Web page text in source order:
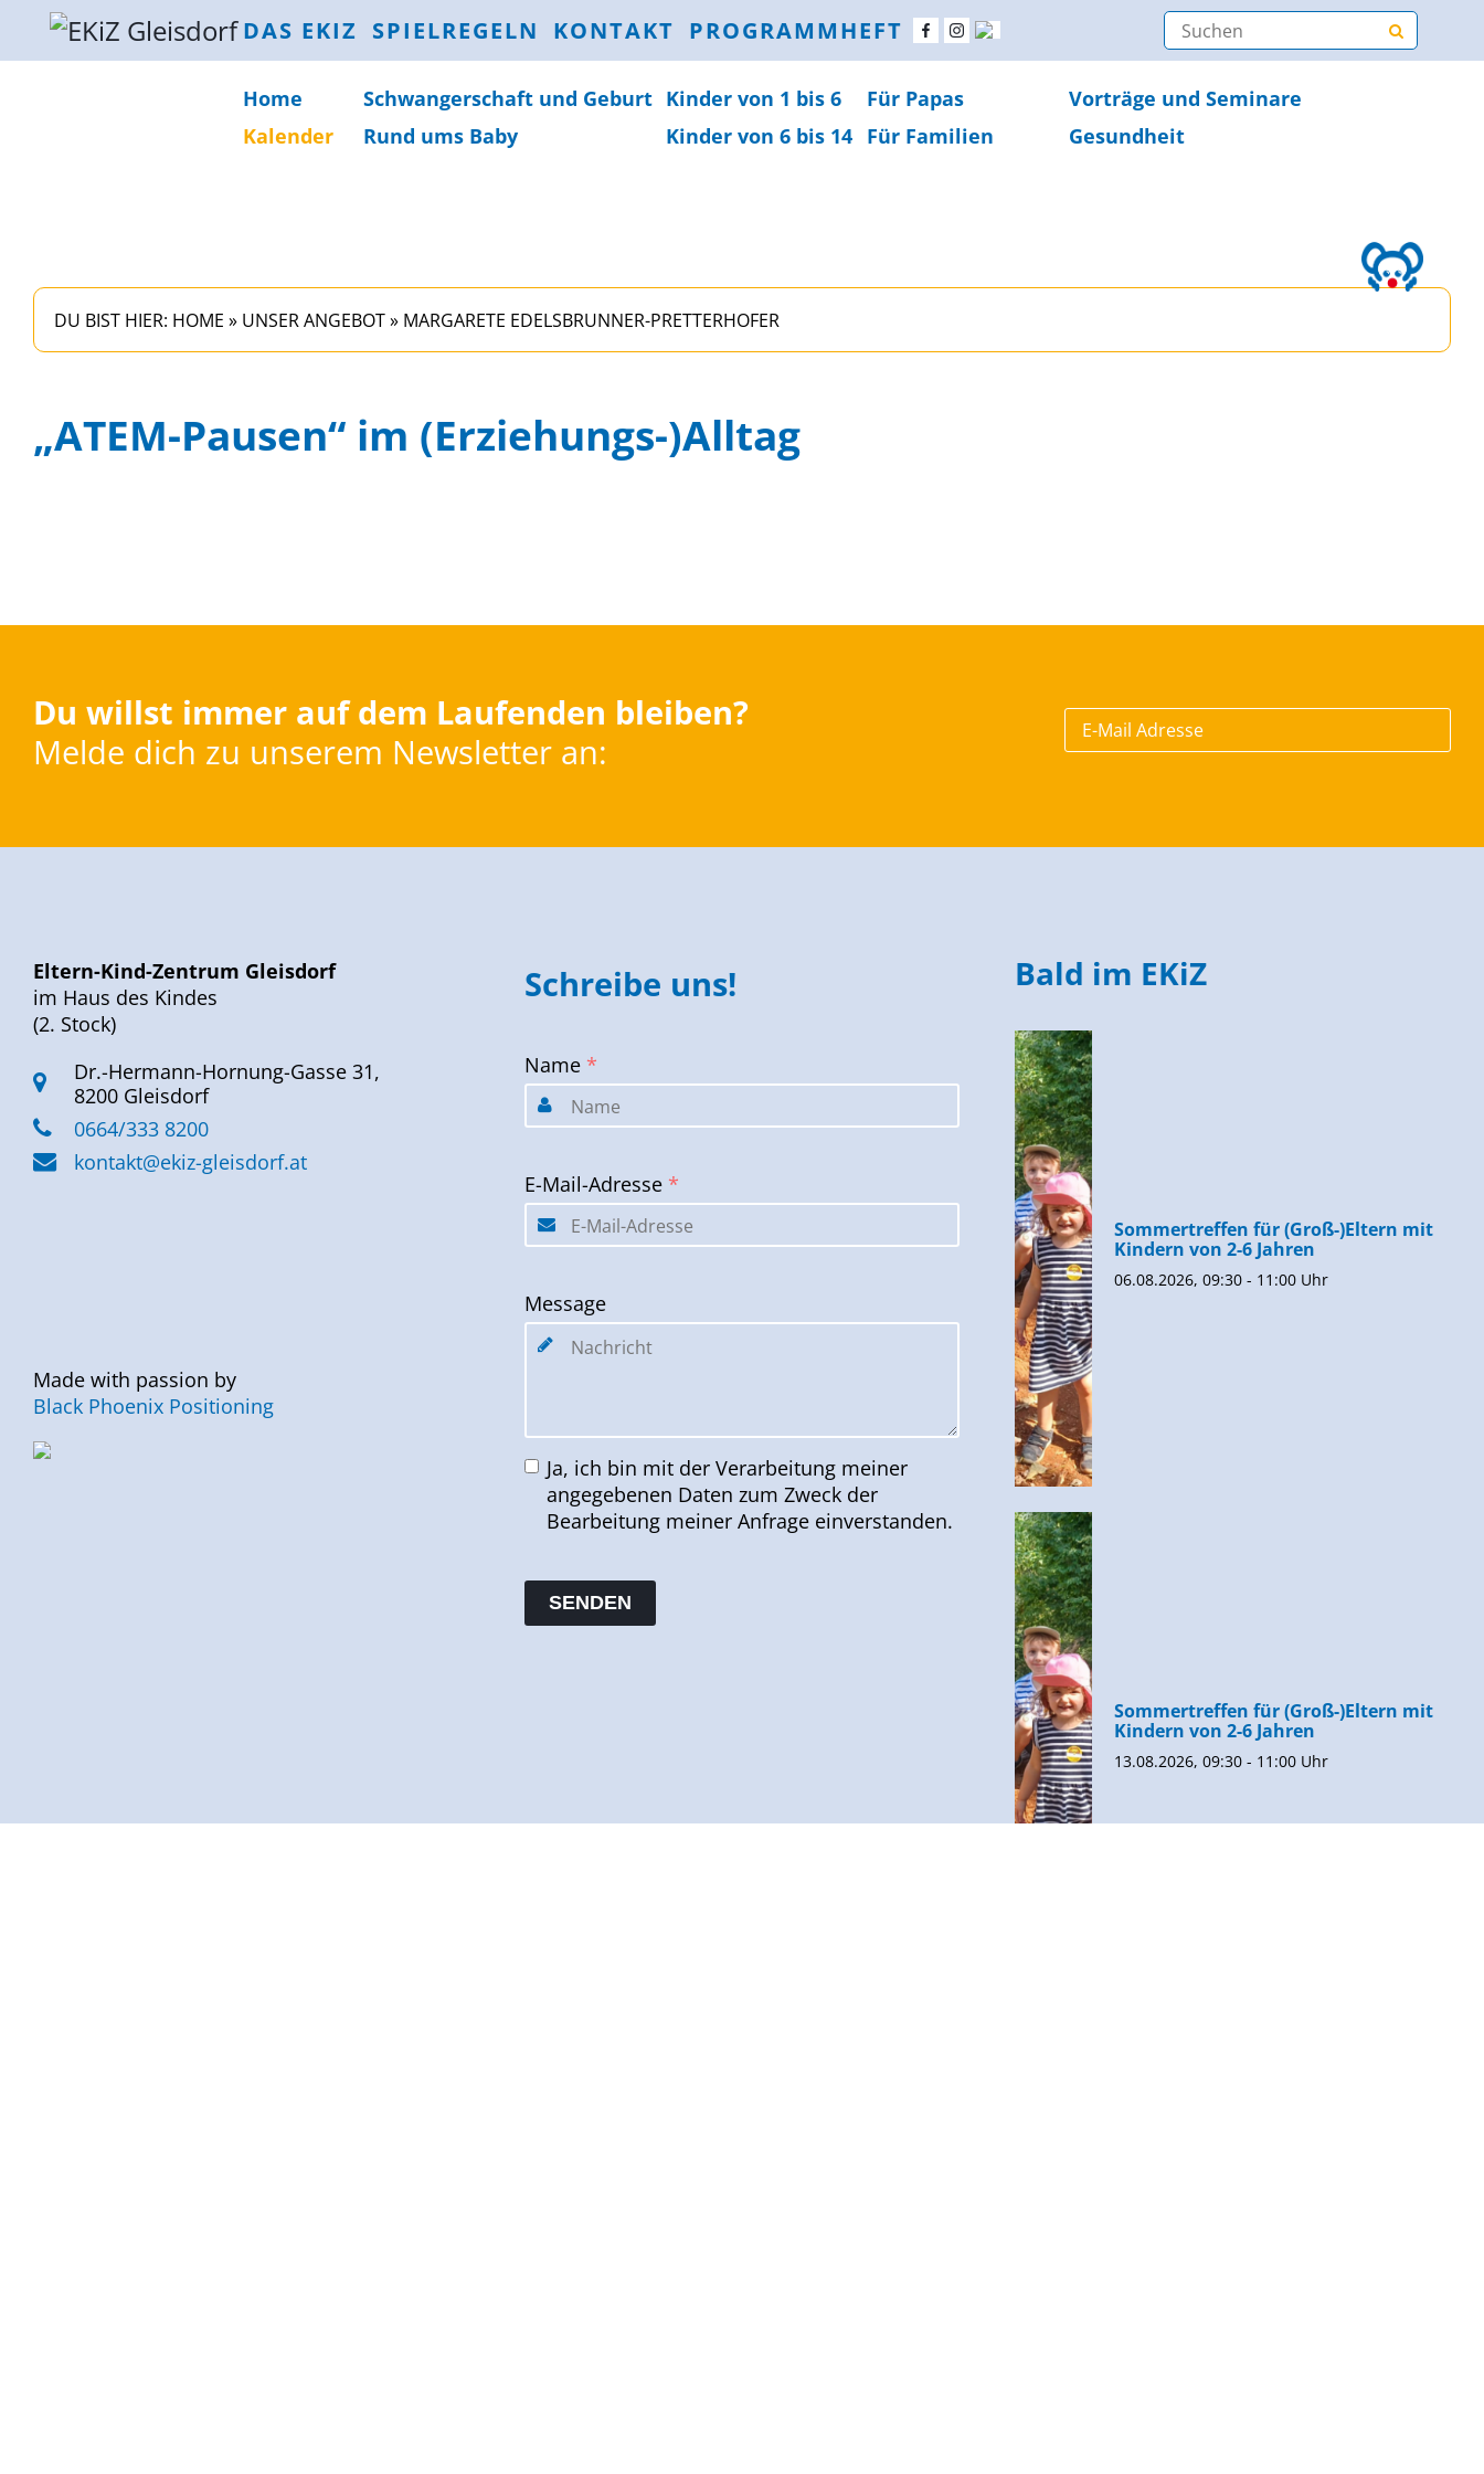
DAS EKIZ SPIELREGELN KONTAKT PROGRAMMHEFT
Home Schwanger­schaft und Geburt Kinder von 1 bis 6 Für Papas
Vorträge und Seminare
Kalender
Rund ums Baby Kinder von 6 bis 14 Für Familien Gesundheit
DU BIST HIER: HOME » UNSER ANGEBOT» MARGARETE EDELSBRUNNER-PRETTERHOFER
„ATEM-Pausen“ im (Erziehungs-)Alltag
Du willst immer auf dem Laufenden bleiben?
Melde dich zu unserem Newsletter an:
Eltern-Kind-Zentrum Gleisdorf
im Haus des Kindes
(2. Stock)
Dr.-Hermann-Hornung-Gasse 31,
8200 Gleisdorf
0664/333 8200
kontakt@ekiz-gleisdorf.at
Made with passion by
Black Phoenix Positioning
Schreibe uns!
Name *
E-Mail-Adresse *
Message
Ja, ich bin mit der Verarbeitung meiner
angegebenen Daten zum Zweck der
Bearbeitung meiner Anfrage einverstanden.
Bald im EKiZ
Sommertreffen für (Groß-)Eltern mit
Kindern von 2-6 Jahren
06.08.2026, 09:30 - 11:00 Uhr
Sommertreffen für (Groß-)Eltern mit
Kindern von 2-6 Jahren
13.08.2026, 09:30 - 11:00 Uhr